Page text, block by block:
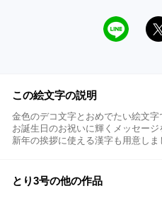
この絵文字の説明
金色のデコ文字とおめでたい絵文字
お誕生日のお祝いに輝くメッセージ
新年の挨拶に使える漢字も用意しま
とり3号の他の作品